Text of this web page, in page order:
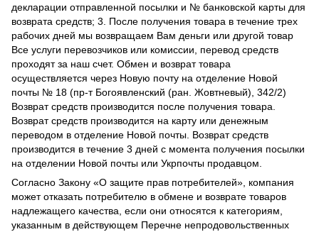
декларации отправленной посылки и № банковской карты для
возврата средств; 3. После получения товара в течение трех
рабочих дней мы возвращаем Вам деньги или другой товар
Все услуги перевозчиков или комиссии, перевод средств
проходят за наш счет. Обмен и возврат товара
осуществляется через Новую почту на отделение Новой
почты № 18 (пр-т Богоявленский (ран. Жовтневый), 342/2)
Возврат средств производится после получения товара.
Возврат средств производится на карту или денежным
переводом в отделение Новой почты. Возврат средств
производится в течение 3 дней с момента получения посылки
на отделении Новой почты или Укрпочты продавцом.
Согласно Закону «О защите прав потребителей» , компания
может отказать потребителю в обмене и возврате товаров
надлежащего качества, если они относятся к категориям,
указанным в действующем Перечне непродовольственных